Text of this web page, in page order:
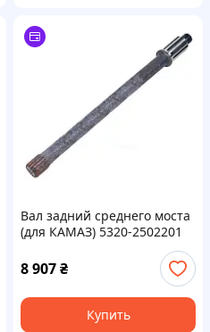
Вал задний среднего моста
(для КАМАЗ) 5320-2502201
8 907₴
Купить